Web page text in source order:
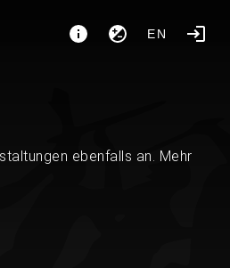
EN
ebenfalls an. Mehr